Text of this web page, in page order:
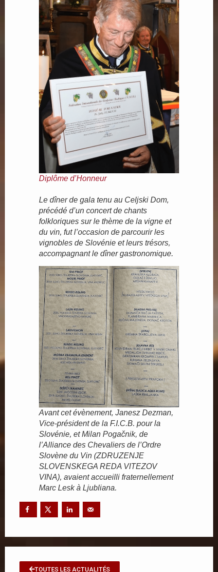
Diplôme d’Honneur
Le dîner de gala tenu au Celjski Dom,
précédé d’un concert de chants
folkloriques sur le thème de la vigne et
du vin, fut l’occasion de parcourir les
vignobles de Slovénie et leurs trésors,
accompagnant le dîner gastronomique.
Avant cet évènement, Janesz Dezman,
Vice-président de la F.I.C.B. pour la
Slovénie, et Milan Pogačnik, de
l’Alliance des Chevaliers de l’Ordre
Slovène du Vin (ZDRUZENJE
SLOVENSKEGA REDA VITEZOV
VINA), avaient accueilli fraternellement
Marc Lesk à Ljubliana.
TOUTES LES ACTUALITÉS